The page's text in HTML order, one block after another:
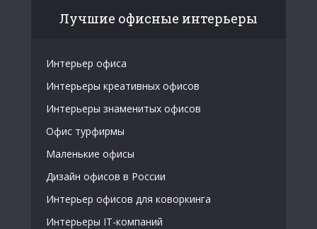
Лучшие офисные интерьеры
Интерьер офиса
Интерьеры креативных офисов
Интерьеры знаменитых офисов
Офис турфирмы
Маленькие офисы
Дизайн офисов в России
Интерьер офисов для коворкинга
Интерьеры IT-компаний